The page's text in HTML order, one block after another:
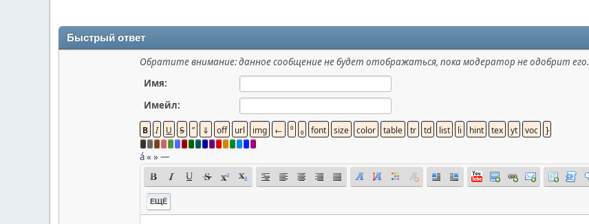
Быстрый ответ
Обратите внимание: данное сообщение не будет отображаться, пока модератор не одобрит его.
Имя:
Имейл:
á« »—
ЕЩЁ